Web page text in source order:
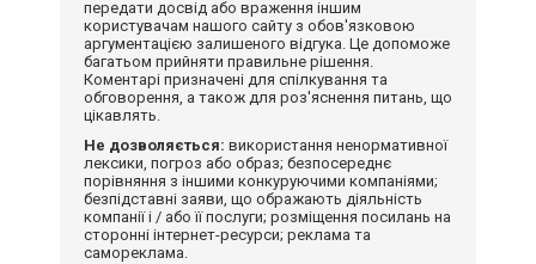
передати досвід або враження іншим
користувачам нашого сайту з обов'язковою
аргументацією залишеного відгука. Це допоможе
багатьом прийняти правильне рішення.
Коментарі призначені для спілкування та
обговорення, а також для роз'яснення питань, що
цікавлять.
Не дозволяється: використання ненормативної
лексики, погроз або образ; безпосереднє
порівняння з іншими конкуруючими компаніями;
безпідставні заяви, що ображають діяльність
компанії і / або її послуги; розміщення посилань на
сторонні інтернет-ресурси; реклама та
самореклама.